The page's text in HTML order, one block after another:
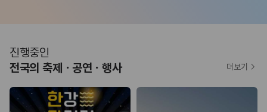
진행중인
전국의 축제ㆍ공연ㆍ행사
더보기